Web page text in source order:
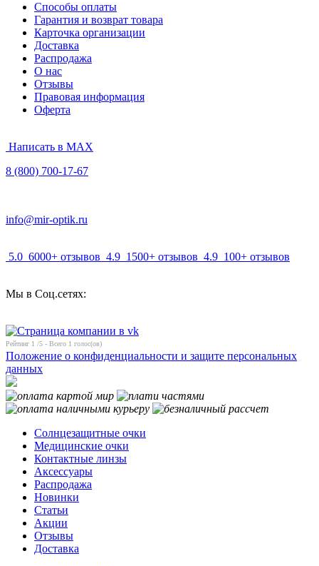
Способы оплаты
Гарантия и возврат товара
Карточка организации
Доставка
Распродажа
О нас
Отзывы
Правовая информация
Оферта
Написать в MAX
8 (800) 700-17-67
info@mir-optik.ru
5.0 6000+ отзывов 4.9 1500+ отзывов 4.9 100+ отзывов
Мы в Соц.сетях:
Рейтинг 1 /5 - Всего 1 голос(ов)
Положение о конфиденциальности и защите персональных
данных
Солнцезащитные очки
Медицинские очки
Контактные линзы
Аксессуары
Распродажа
Новинки
Статьи
Акции
Отзывы
Доставка